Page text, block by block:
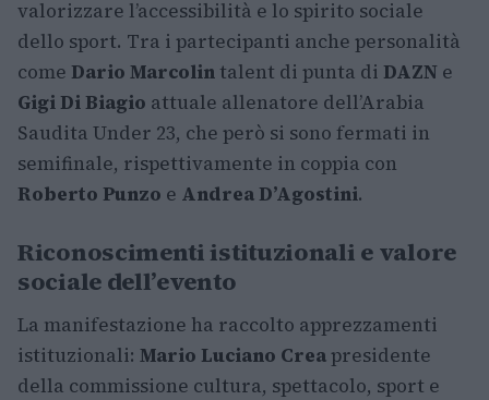
valorizzare l’accessibilità e lo spirito sociale
dello sport. Tra i partecipanti anche personalità
come Dario Marcolin talent di punta di DAZN e
Gigi Di Biagio attuale allenatore dell’Arabia
Saudita Under 23, che però si sono fermati in
semifinale, rispettivamente in coppia con
Roberto Punzo e Andrea D’Agostini.
Riconoscimenti istituzionali e valore
sociale dell’evento
La manifestazione ha raccolto apprezzamenti
istituzionali: Mario Luciano Creapresidente
della commissione cultura, spettacolo, sport e